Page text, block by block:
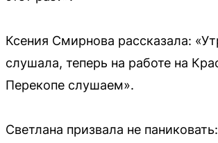
Ксения Смирнова рассказала:
слушала, теперь на работе на
Перекопе слушаем».
Светлана призвала не